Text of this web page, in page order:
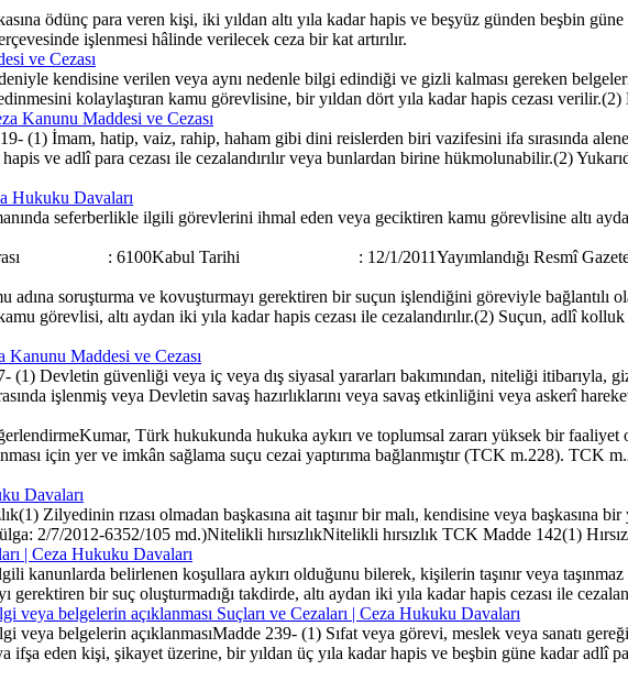
ödünç para veren kişi, iki yıldan altı yıla kadar hapis ve beşyüz günden beşbin güne
işlenmesi hâlinde verilecek ceza bir kat artırılır.
ve Cezası
kendisine verilen veya aynı nedenle bilgi edindiği ve gizli kalması gereken
kolaylaştıran kamu görevlisine, bir yıldan dört yıla kadar hapis cezası
Kanunu Maddesi ve Cezası
(1) İmam, hatip, vaiz, rahip, haham gibi dini reislerden biri vazifesini ifa sırasında
ve adlî para cezası ile cezalandırılır veya bunlardan birine hükmolunabilir.(2)
Hukuku Davaları
seferberlikle ilgili görevlerini ihmal eden veya geciktiren kamu görevlisine altı
: 6100Kabul Tarihi : 12/1/2011Yayımlandığı Resmî Gazete
soruşturma ve kovuşturmayı gerektiren bir suçun işlendiğini göreviyle bağlantılı
görevlisi, altı aydan iki yıla kadar hapis cezası ile cezalandırılır.(2) Suçun, adlî
Maddesi ve Cezası
Devletin güvenliği veya iç veya dış siyasal yararları bakımından, niteliği itibarıyla,
işlenmiş veya Devletin savaş hazırlıklarını veya savaş etkinliğini veya askerî
Türk hukukunda hukuka aykırı ve toplumsal zararı yüksek bir faaliyet
için yer ve imkân sağlama suçu cezai yaptırıma bağlanmıştır (TCK m.228). TCK
Davaları
Zilyedinin rızası olmadan başkasına ait taşınır bir malı, kendisine veya başkasına
2/7/2012-6352/105 md.)Nitelikli hırsızlıkNitelikli hırsızlık TCK Madde 142(1)
| Ceza Hukuku Davaları
kanunlarda belirlenen koşullara aykırı olduğunu bilerek, kişilerin taşınır veya taşınmaz
bir suç oluşturmadığı takdirde, altı aydan iki yıla kadar hapis cezası ile
veya belgelerin açıklanması Suçları ve Cezaları | Ceza Hukuku Davaları
veya belgelerin açıklanmasıMadde 239- (1) Sıfat veya görevi, meslek veya sanatı
eden kişi, şikayet üzerine, bir yıldan üç yıla kadar hapis ve beşbin güne kadar adlî